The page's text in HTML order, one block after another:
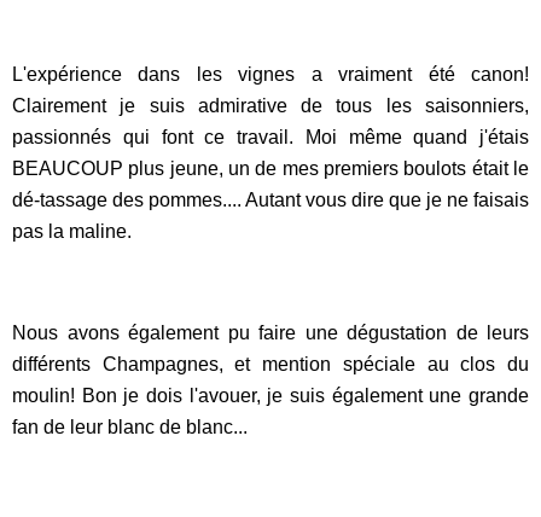
L'expérience dans les vignes a vraiment été canon!
Clairement je suis admirative de tous les saisonniers,
passionnés qui font ce travail. Moi même quand j'étais
BEAUCOUP plus jeune, un de mes premiers boulots était le
dé-tassage des pommes.... Autant vous dire que je ne faisais
pas la maline.
Nous avons également pu faire une dégustation de leurs
différents Champagnes, et mention spéciale au clos du
moulin! Bon je dois l'avouer, je suis également une grande
fan de leur blanc de blanc...